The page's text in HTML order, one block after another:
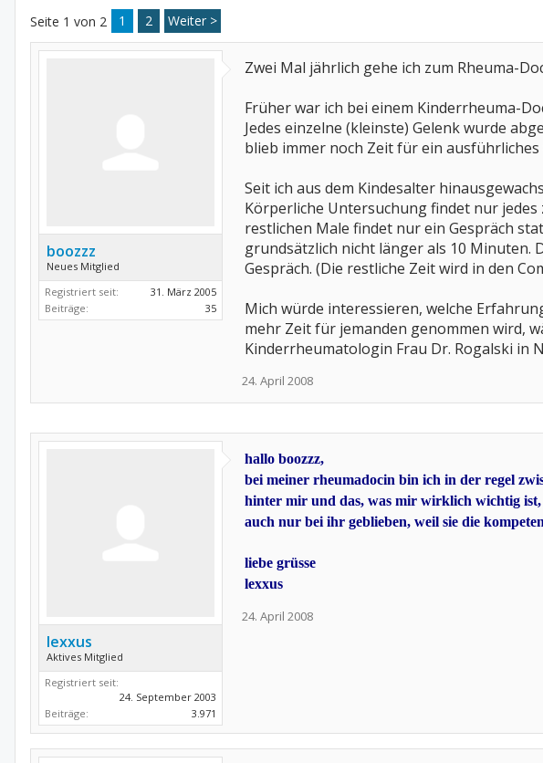
Seite 1 von 2 1 2 Weiter >
boozzz
Neues Mitglied
Registriert seit:
31. März 2005
Beiträge:
35
Zwei Mal jährlich gehe ich zum Rheuma-
Früher war ich bei einem Kinderrheuma-
Jedes einzelne (kleinste) Gelenk wurde
blieb immer noch Zeit für ein ausführliches
Seit ich aus dem Kindesalter
Körperliche Untersuchung findet nur
restlichen Male findet nur ein Gespräch
grundsätzlich nicht länger als 10 Minuten.
Gespräch. (Die restliche Zeit wird in den
Mich würde interessieren, welche
mehr Zeit für jemanden genommen wird,
Kinderrheumatologin Frau Dr. Rogalski in
24. April 2008
lexxus
Aktives Mitglied
Registriert seit:
24. September 2003
Beiträge:
3.971
hallo boozzz,
bei meiner rheumadocin bin ich in der regel
hinter mir und das, was mir wirklich wichtig
auch nur bei ihr geblieben, weil sie die
liebe grüsse
lexxus
24. April 2008